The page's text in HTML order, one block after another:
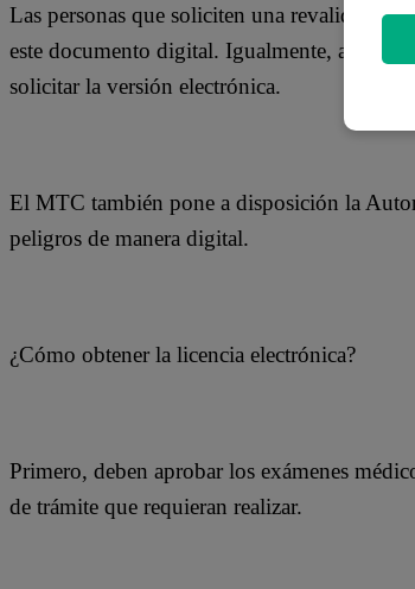
Las personas que soliciten una
este documento digital. Igualmente,
solicitar la versión electrónica.
El MTC también pone a disposición la
peligros de manera digital.
¿Cómo obtener la licencia electrónica?
Primero, deben aprobar los exámenes
de trámite que requieran realizar.